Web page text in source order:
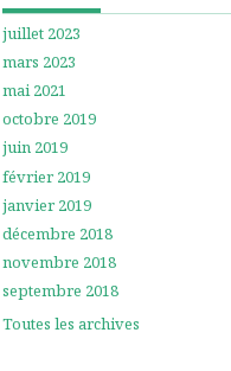
juillet 2023
mars 2023
mai 2021
octobre 2019
juin 2019
février 2019
janvier 2019
décembre 2018
novembre 2018
septembre 2018
Toutes les archives